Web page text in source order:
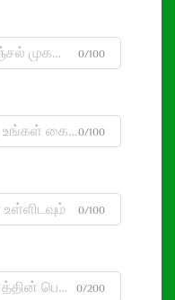
0/100
0/100
0/100
0/200